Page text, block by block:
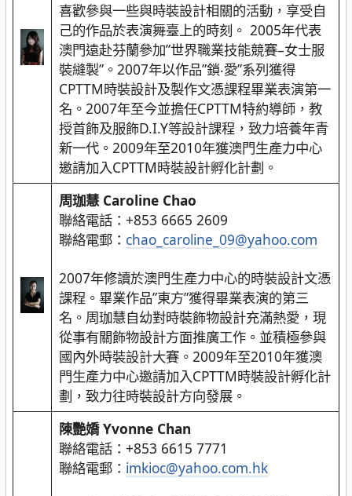
喜歡參與一些與時裝設計相關的活動，享受自
己的作品於表演舞臺上的時刻。 2005年代表
澳門遠赴芬蘭參加”世界職業技能競賽–女士服
裝縫製”。2007年以作品”鎖‧愛”系列獲得
CPTTM時裝設計及製作文憑課程畢業表演第一
名。2007年至今並擔任CPTTM特約導師，教
授首飾及服飾D.I.Y等設計課程，致力培養年青
新一代。2009年至2010年獲澳門生產力中心
邀請加入CPTTM時裝設計孵化計劃。
周珈慧 Caroline Chao
聯絡電話：+853 6665 2609
聯絡電郵： chao_caroline_09@yahoo.com
2007年修讀於澳門生產力中心的時裝設計文憑
課程。畢業作品”東方”獲得畢業表演的第三
名。周珈慧自幼對時裝飾物設計充滿熱愛，現
從事有關飾物設計方面推廣工作。並積極參與
國內外時裝設計大賽。2009年至2010年獲澳
門生產力中心邀請加入CPTTM時裝設計孵化計
劃，致力往時裝設計方向發展。
陳艷嬌 Yvonne Chan
聯絡電話：+853 6615 7771
聯絡電郵： imkioc@yahoo.com.hk